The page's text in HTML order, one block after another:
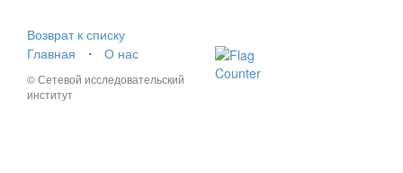
Возврат к списку
Главная
⋅ О нас
© Сетевой исследовательский
институт